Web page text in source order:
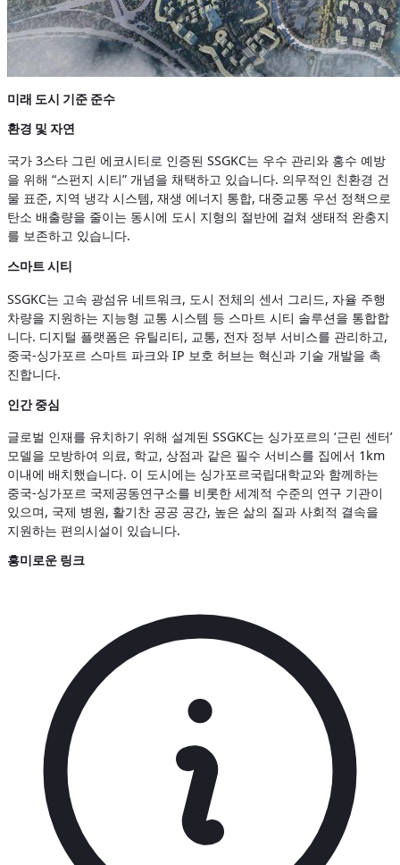
미래 도시 기준 준수
환경 및 자연
국가 3스타 그린 에코시티로 인증된 SSGKC는 우수 관리와 홍수 예방
을 위해 “스펀지 시티” 개념을 채택하고 있습니다. 의무적인 친환경 건
물 표준, 지역 냉각 시스템, 재생 에너지 통합, 대중교통 우선 정책으로
탄소 배출량을 줄이는 동시에 도시 지형의 절반에 걸쳐 생태적 완충지
를 보존하고 있습니다.
스마트 시티
SSGKC는 고속 광섬유 네트워크, 도시 전체의 센서 그리드, 자율 주행
차량을 지원하는 지능형 교통 시스템 등 스마트 시티 솔루션을 통합합
니다. 디지털 플랫폼은 유틸리티, 교통, 전자 정부 서비스를 관리하고,
중국-싱가포르 스마트 파크와 IP 보호 허브는 혁신과 기술 개발을 촉
진합니다.
인간 중심
글로벌 인재를 유치하기 위해 설계된 SSGKC는 싱가포르의 ‘근린 센터’
모델을 모방하여 의료, 학교, 상점과 같은 필수 서비스를 집에서 1km
이내에 배치했습니다. 이 도시에는 싱가포르국립대학교와 함께하는
중국-싱가포르 국제공동연구소를 비롯한 세계적 수준의 연구 기관이
있으며, 국제 병원, 활기찬 공공 공간, 높은 삶의 질과 사회적 결속을
지원하는 편의시설이 있습니다.
흥미로운 링크